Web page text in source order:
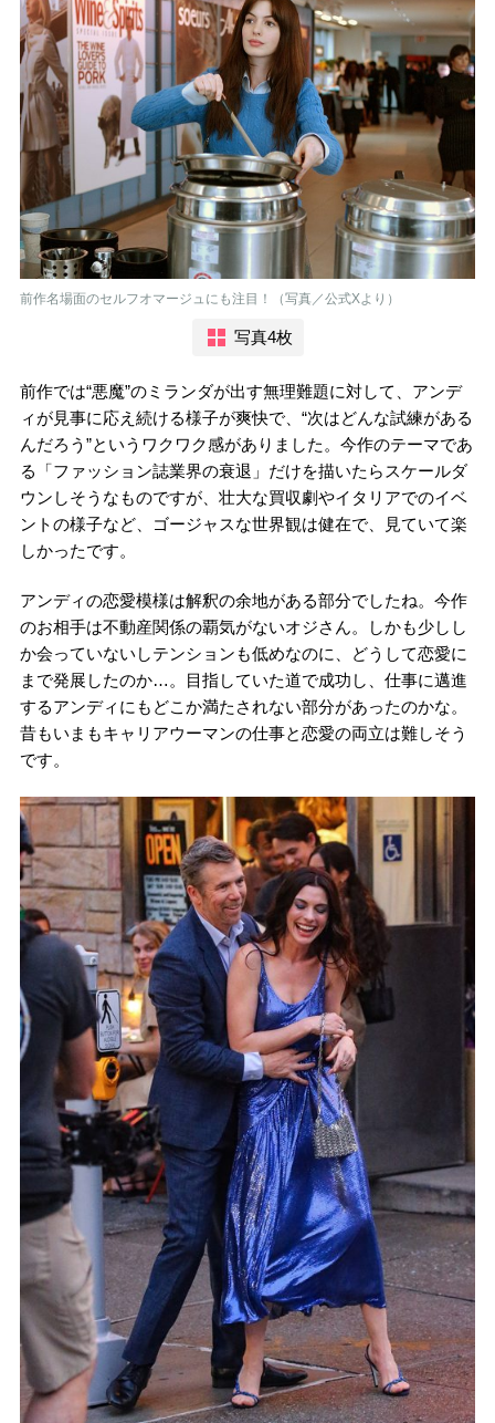
前作名場面のセルフオマージュにも注目！（写真／公式Xより）
写真4枚
前作では“悪魔”のミランダが出す無理難題に対して、アンデ
ィが見事に応え続ける様子が爽快で、“次はどんな試練がある
んだろう”というワクワク感がありました。今作のテーマであ
る「ファッション誌業界の衰退」だけを描いたらスケールダ
ウンしそうなものですが、壮大な買収劇やイタリアでのイベ
ントの様子など、ゴージャスな世界観は健在で、見ていて楽
しかったです。
アンディの恋愛模様は解釈の余地がある部分でしたね。今作
のお相手は不動産関係の覇気がないオジさん。しかも少しし
か会っていないしテンションも低めなのに、どうして恋愛に
まで発展したのか…。目指していた道で成功し、仕事に邁進
するアンディにもどこか満たされない部分があったのかな。
昔もいまもキャリアウーマンの仕事と恋愛の両立は難しそう
です。